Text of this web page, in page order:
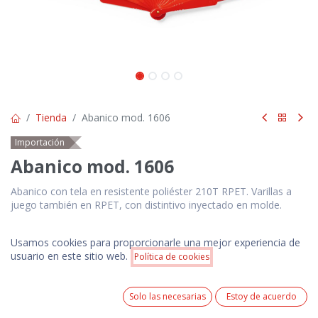
Precio:
3.50 Añadir a la cesta
0
Wishlist Cuenta
Tienda Abanico mod. 1606
Importación
Abanico mod. 1606
Abanico con tela en resistente poliéster 210T RPET. Varillas a
juego también en RPET, con distintivo inyectado en molde.
Precios NO incluyen IVA. Pedido mínimo 100 unidades.
Precio incluye 1 logotipo estampado en serigrafía a 1
especificaciones técnicas del producto.
Usamos cookies para proporcionarle una mejor experiencia de
usuario en este sitio web.
Política de cookies
Solo las necesarias Estoy de acuerdo